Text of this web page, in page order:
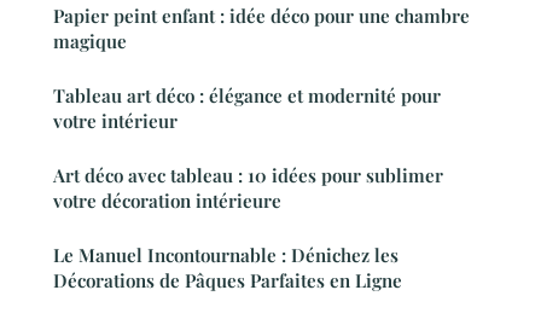
Papier peint enfant : idée déco pour une chambre
magique
Tableau art déco : élégance et modernité pour
votre intérieur
Art déco avec tableau : 10 idées pour sublimer
votre décoration intérieure
Le Manuel Incontournable : Dénichez les
Décorations de Pâques Parfaites en Ligne